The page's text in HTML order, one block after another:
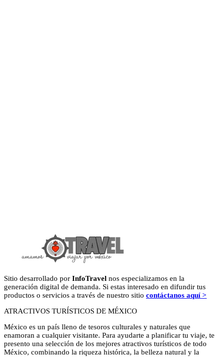
Sitio desarrollado por InfoTravel nos especializamos en la
generación digital de demanda. Si estas interesado en difundir tus
productos o servicios a través de nuestro sitio contáctanos aquí >
ATRACTIVOS TURÍSTICOS DE MÉXICO
México es un país lleno de tesoros culturales y naturales que
enamoran a cualquier visitante. Para ayudarte a planificar tu viaje, te
presento una selección de los mejores atractivos turísticos de todo
México, combinando la riqueza histórica, la belleza natural y la